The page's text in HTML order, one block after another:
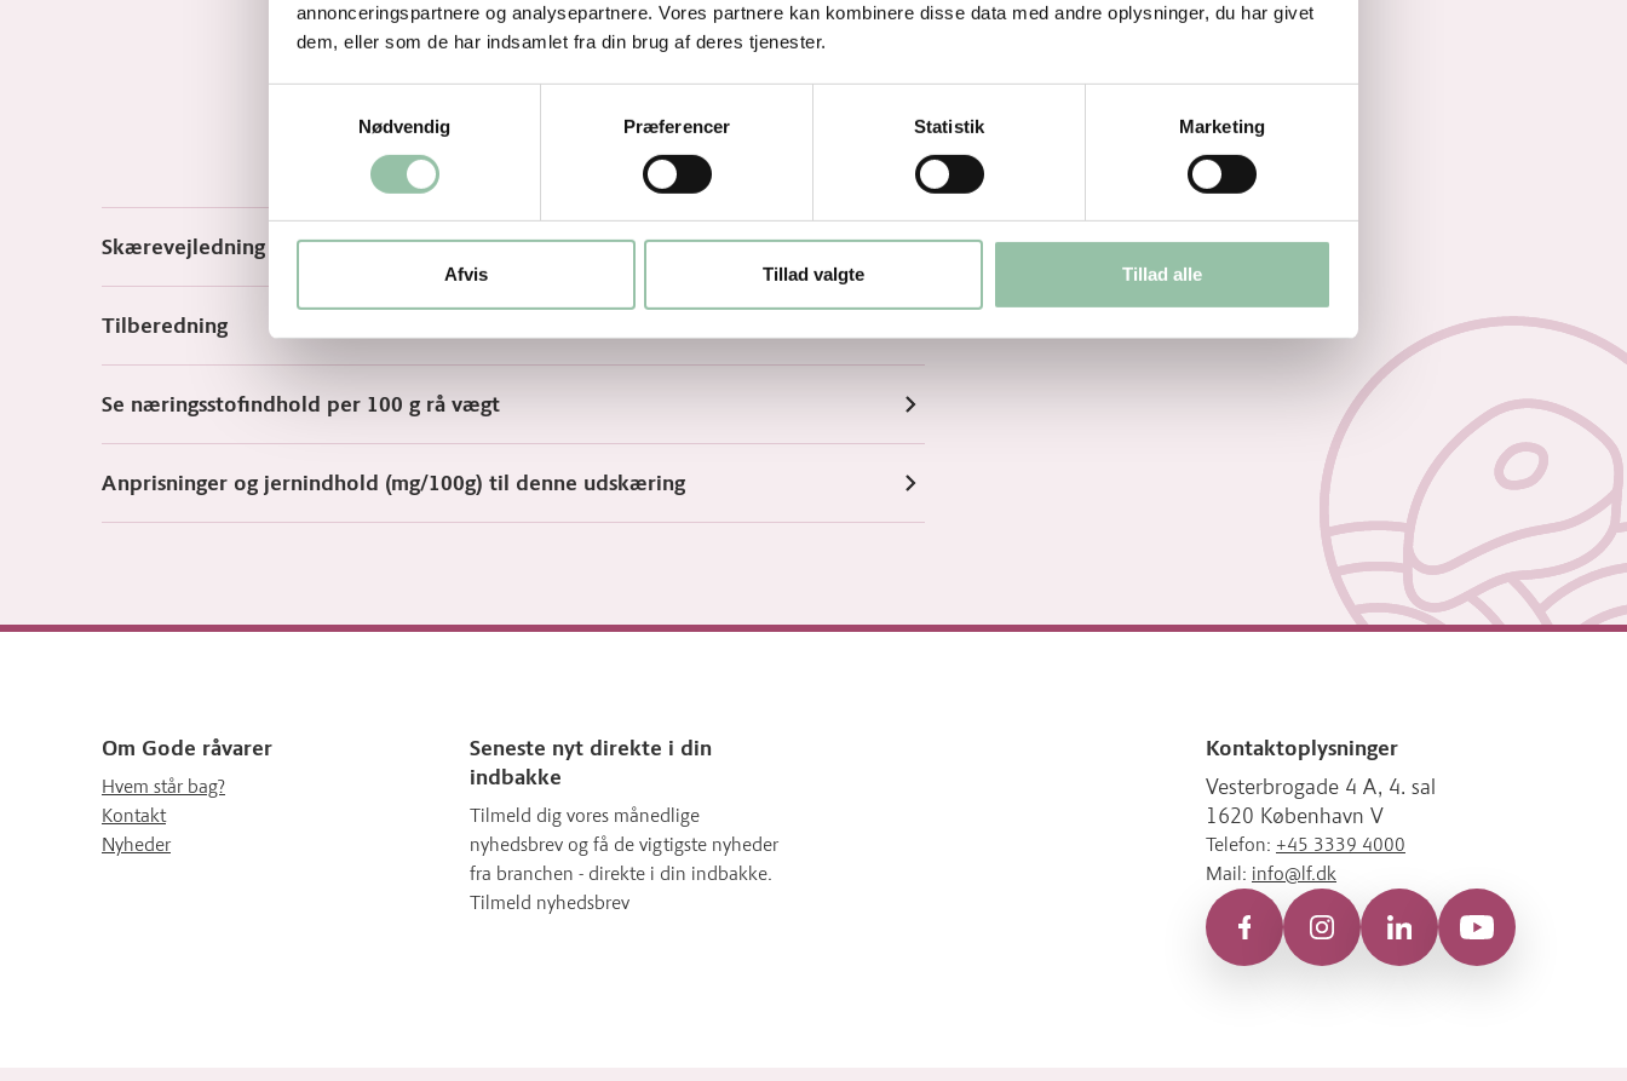
annonceringspartnere og analysepartnere. Vores partnere kan kombinere disse data med andre oplysninger, du har givet
dem, eller som de har indsamlet fra din brug af deres tjenester.
Nødvendig
Præferencer Statistik Marketing
Afvis Tillad valgte Tillad alle
Skærevejledning
Tilberedning
Se næringsstofindhold per 100 g rå vægt
Anprisninger og jernindhold (mg/100g) til denne udskæring
Om Gode råvarer
Hvem står bag?
Kontakt
Nyheder
Seneste nyt direkte i din
indbakke
Tilmeld dig vores månedlige
nyhedsbrev og få de vigtigste nyheder
fra branchen - direkte i din indbakke.
Tilmeld nyhedsbrev
Kontaktoplysninger
Vesterbrogade 4 A, 4. sal
1620 København V
Telefon: +45 3339 4000
Mail: info@lf.dk
FacebookInstagramLinkedIn YouTube